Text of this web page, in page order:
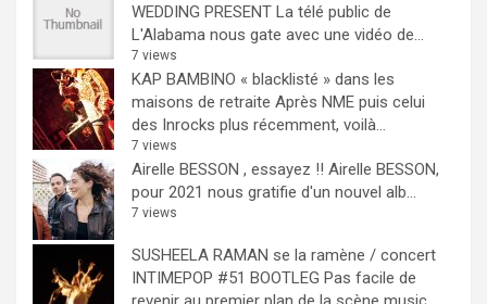
WEDDING PRESENT La télé public de
L'Alabama nous gate avec une vidéo de...
7 views
KAP BAMBINO « blacklisté » dans les
maisons de retraite Après NME puis celui
des Inrocks plus récemment, voilà...
7 views
Airelle BESSON , essayez !! Airelle BESSON,
pour 2021 nous gratifie d'un nouvel alb...
7 views
SUSHEELA RAMAN se la ramène / concert
INTIMEPOP #51 BOOTLEG Pas facile de